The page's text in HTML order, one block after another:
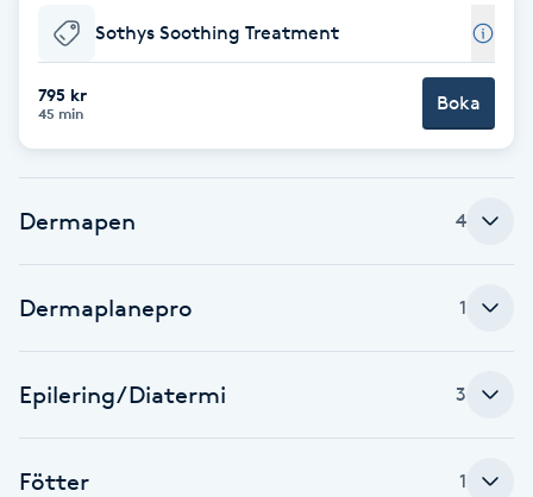
Enzympeeling
Extensions
Extensions borttagning
Eyeliner-tatuering
Faceliftmassage
Fet hårbotten
Sothys Soothing Treatment
795 kr
45 min Boka
Dermapen 4
Dermaplanepro 1
Epilering/Diatermi 3
Fötter 1